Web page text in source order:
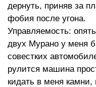
дернуть, приняв за
фобия после угона.
Управляемость:
двух Мурано у меня
совестких
рулится машина
кидать в меня камни,